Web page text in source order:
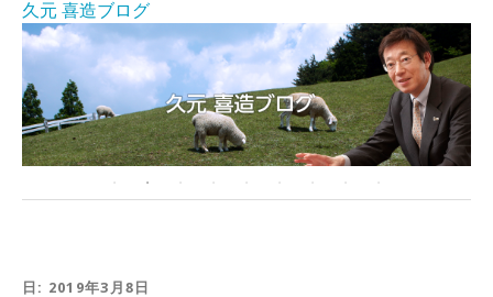
久元 喜造ブログ
日: 2019年3月8日